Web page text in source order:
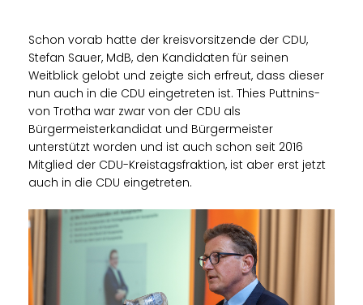
Schon vorab hatte der kreisvorsitzende der CDU,
Stefan Sauer, MdB, den Kandidaten für seinen
Weitblick gelobt und zeigte sich erfreut, dass dieser
nun auch in die CDU eingetreten ist. Thies Puttnins-
von Trotha war zwar von der CDU als
Bürgermeisterkandidat und Bürgermeister
unterstützt worden und ist auch schon seit 2016
Mitglied der CDU-Kreistagsfraktion, ist aber erst jetzt
auch in die CDU eingetreten.